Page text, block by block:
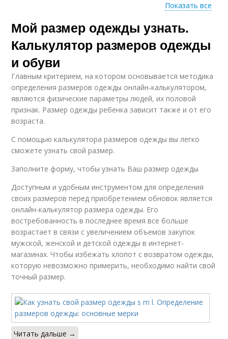
Русские размеры Размеры для девочек
Размеры для
мальчиков
Ребенок по размеру
Женский размер Спортивный размер
Мужчина по росту Размер по обхвату
Вес для мужчин Мужские размеры
Настоящий размер
Показать все
Мой размер одежды узнать.
Калькулятор размеров одежды
и обуви
Главным критерием, на котором основывается методика
определения размеров одежды онлайн-калькулятором,
являются физические параметры людей, их половой
признак. Размер одежды ребенка зависит также и от его
возраста.
С помощью калькулятора размеров одежды вы легко
сможете узнать свой размер.
Заполните форму, чтобы узнать Ваш размер одежды
Доступным и удобным инструментом для определения
своих размеров перед приобретением обновок является
онлайн-калькулятор размера одежды. Его
востребованность в последнее время все больше
возрастает в связи с увеличением объемов закупок
мужской, женской и детской одежды в интернет-
магазинах. Чтобы избежать хлопот с возвратом одежды,
которую невозможно примерить, необходимо найти свой
точный размер.
Читать дальше →